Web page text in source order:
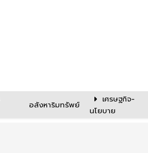
อสังหาริมทรัพย์
เศรษฐกิจ-
นโยบาย